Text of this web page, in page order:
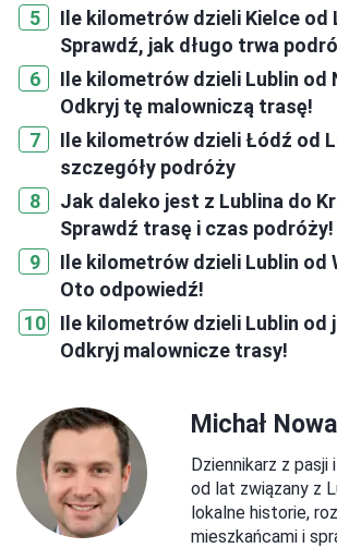
Ile kilometrów dzieli Kielce od
Sprawdź, jak długo trwa
Ile kilometrów dzieli Lublin od
Odkryj tę malowniczą trasę!
Ile kilometrów dzieli Łódź od
szczegóły podróży
Jak daleko jest z Lublina do
Sprawdź trasę i czas podróży!
Ile kilometrów dzieli Lublin od
Oto odpowiedź!
Ile kilometrów dzieli Lublin od
Odkryj malownicze trasy!
Michał
Dziennikarz z pasji
od lat związany z
lokalne historie,
mieszkańcami i